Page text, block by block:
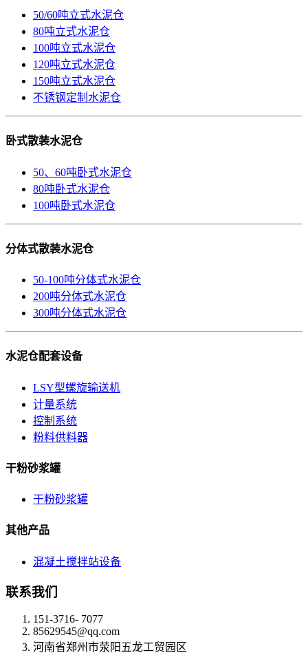
50/60吨立式水泥仓
80吨立式水泥仓
100吨立式水泥仓
120吨立式水泥仓
150吨立式水泥仓
不锈钢定制水泥仓
卧式散装水泥仓
50、60吨卧式水泥仓
80吨卧式水泥仓
100吨卧式水泥仓
分体式散装水泥仓
50-100吨分体式水泥仓
200吨分体式水泥仓
300吨分体式水泥仓
水泥仓配套设备
LSY型螺旋输送机
计量系统
控制系统
粉料供料器
干粉砂浆罐
干粉砂浆罐
其他产品
混凝土搅拌站设备
联系我们
151-3716- 7077
85629545@qq.com
河南省郑州市荥阳五龙工贸园区